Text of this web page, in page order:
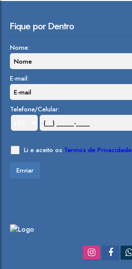
Fique por Dentro
Nome:
E-mail:
Telefone/Celular:
Li e aceito os Termos de Privacidade